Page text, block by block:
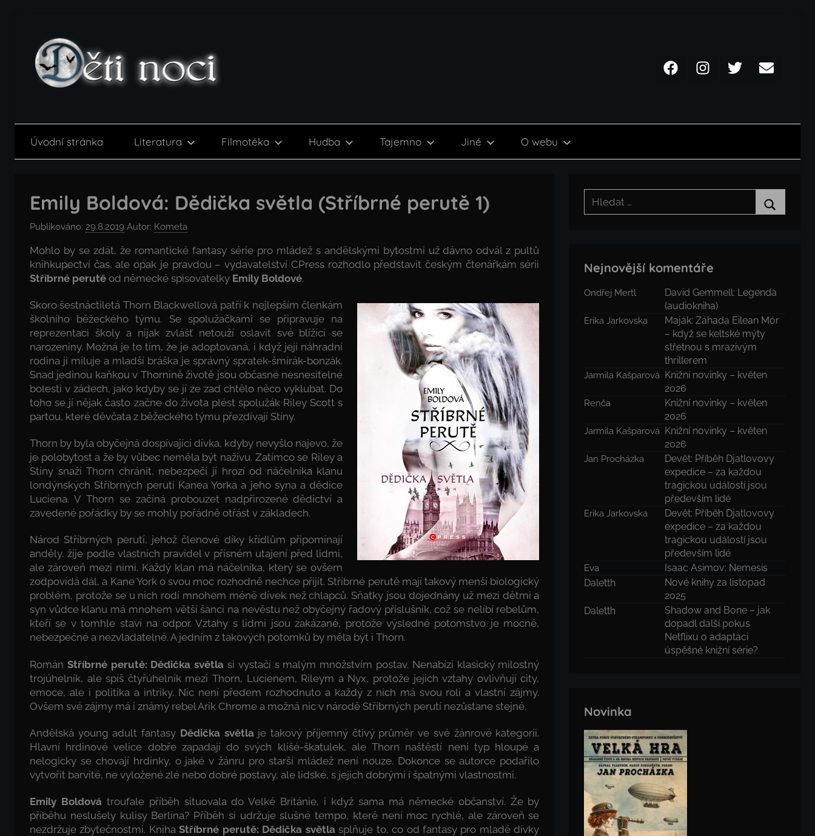
obsahu
noci
FacebookInstagramTwitterEmail
Úvodní stránka Literatura Filmotéka Hudba Tajemno Jiné O webu
Emily Boldová: Dědička světla (Stříbrné perutě 1)
Publikováno: 29.8.2019 Autor: Kometa
Mohlo by se zdát, že romantické fantasy série pro mládež s andělskými bytostmi už dávno odvál z pultů
knihkupectví čas, ale opak je pravdou – vydavatelství CPress rozhodlo představit českým čtenářkám sérii
Stříbrné perutě od německé spisovatelky Emily Boldové.
Skoro šestnáctiletá Thorn Blackwellová patří k nejlepším členkám
školního běžeckého týmu. Se spolužačkami se připravuje na
reprezentaci školy a nijak zvlášť netouží oslavit své blížící se
narozeniny. Možná je to tím, že je adoptovaná, i když její náhradní
rodina ji miluje a mladší bráška je správný spratek-šmírák-bonzák.
Snad jedinou kaňkou v Thornině životě jsou občasné nesnesitelné
bolesti v zádech, jako kdyby se jí ze zad chtělo něco vyklubat. Do
toho se jí nějak často začne do života plést spolužák Riley Scott s
partou, které děvčata z běžeckého týmu přezdívají Stíny.
Thorn by byla obyčejná dospívající dívka, kdyby nevyšlo najevo, že
je polobytost a že by vůbec neměla být naživu. Zatímco se Riley a
Stíny snaží Thorn chránit, nebezpečí jí hrozí od náčelníka klanu
londýnských Stříbrných perutí Kanea Yorka a jeho syna a dědice
Luciena. V Thorn se začíná probouzet nadpřirozené dědictví a
zavedené pořádky by se mohly pořádně otřást v základech.
Národ Stříbrných perutí, jehož členové díky křídlům připomínají
anděly, žije podle vlastních pravidel v přísném utajení před lidmi,
ale zároveň mezi nimi. Každý klan má náčelníka, který se ovšem
zodpovídá dál, a Kane York o svou moc rozhodně nechce přijít. Stříbrné perutě mají takový menší biologický
problém, protože se u nich rodí mnohem méně dívek než chlapců. Sňatky jsou dojednány už mezi dětmi a
syn vůdce klanu má mnohem větší šanci na nevěstu než obyčejný řadový příslušník, což se nelíbí rebelům,
kteří se v tomhle staví na odpor. Vztahy s lidmi jsou zakázané, protože výsledné potomstvo je mocné,
nebezpečné a nezvladatelné. A jedním z takových potomků by měla být i Thorn.
Román Stříbrné perutě: Dědička světla si vystačí s malým množstvím postav. Nenabízí klasický milostný
trojúhelník, ale spíš čtyřúhelník mezi Thorn, Lucienem, Rileym a Nyx, protože jejich vztahy ovlivňují city,
emoce, ale i politika a intriky. Nic není předem rozhodnuto a každý z nich má svou roli a vlastní zájmy.
Ovšem své zájmy má i známý rebel Arik Chrome a možná nic v národě Stříbrných perutí nezůstane stejné.
Andělská young adult fantasy Dědička světla je takový příjemný čtivý průměr ve své žánrové kategorii.
Hlavní hrdinové velice dobře zapadají do svých klišé-škatulek, ale Thorn naštěstí není typ hloupé a
nelogicky se chovají hrdinky, o jaké v žánru pro starší mládež není nouze. Dokonce se autorce podařilo
vytvořit barvité, ne vyložené zlé nebo dobré postavy, ale lidské, s jejich dobrými i špatnými vlastnostmi.
Emily Boldovátroufale příběh situovala do Velké Británie, i když sama má německé občanství. Že by
příběhu neslušely kulisy Berlína? Příběh si udržuje slušné tempo, které není moc rychlé, ale zároveň se
nezdržuje zbytečnostmi. KnihaStříbrné perutě: Dědička světlasplňuje to, co od fantasy pro mladé dívky
Hledat:
Nejnovější komentáře
Ondřej Mertl
David Gemmell: Legenda
(audiokniha)
Erika Jarkovska
Maják: Záhada Eilean Mór
– když se keltské mýty
střetnou s mrazivým
thrillerem
Jarmila Kašparová Knižní novinky – květen
2026
Renča
Knižní novinky – květen
2026
Jarmila Kašparová Knižní novinky – květen
2026
Jan Procházka
Devět: Příběh Djatlovovy
expedice – za každou
tragickou událostí jsou
především lidé
Erika Jarkovska
Devět: Příběh Djatlovovy
expedice – za každou
tragickou událostí jsou
především lidé
Eva
Isaac Asimov: Nemesis
Daletth
Nové knihy za listopad
2025
Daletth
Shadow and Bone – jak
dopadl další pokus
Netflixu o adaptaci
úspěšné knižní série?
Novinka